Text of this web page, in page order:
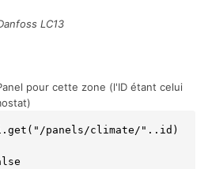
LC13
pour cette zone (l'ID étant celui
panels/climate/"..id)